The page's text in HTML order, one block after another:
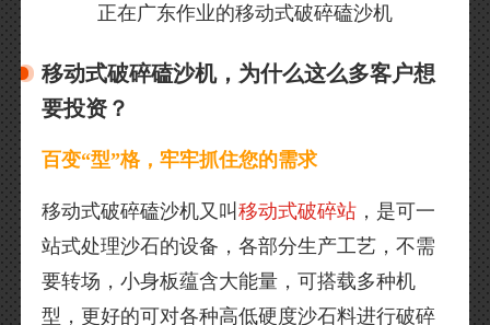
正在广东作业的移动式破碎磕沙机
移动式破碎磕沙机，为什么这么多客户想
要投资？
百变“型”格，牢牢抓住您的需求
移动式破碎磕沙机又叫移动式破碎站 ，是可一
站式处理沙石的设备，各部分生产工艺，不需
要转场，小身板蕴含大能量，可搭载多种机
型，更好的可对各种高低硬度沙石料进行破碎